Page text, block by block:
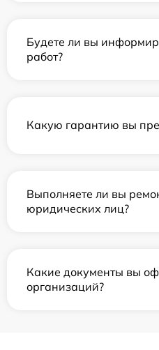
Будете ли вы
работ?
Какую гарантию вы
Выполняете ли вы
юридических лиц?
Какие документы вы
организаций?